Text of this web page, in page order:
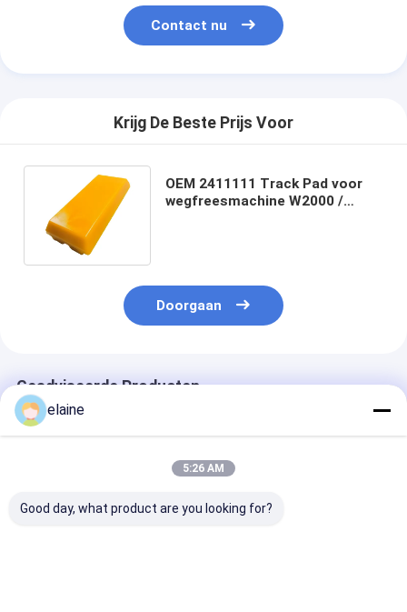
Contact nu
Krijg De Beste Prijs Voor
OEM 2411111 Track Pad voor
wegfreesmachine W2000 /
Doorgaan
Geadviseerde Producten
elaine
5:26 AM
Good day, what product are you looking for?